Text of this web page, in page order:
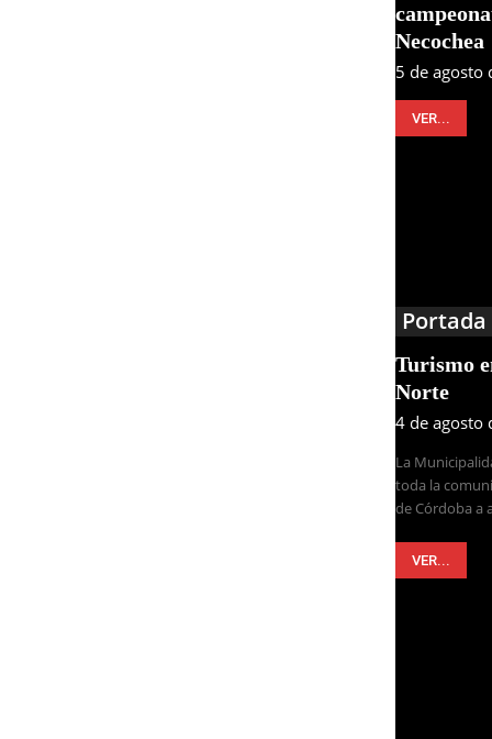
Necochea
5 de agosto
VER...
Portada
Turismo
Norte
4 de agosto
La
toda la
de Córdoba a
VER...